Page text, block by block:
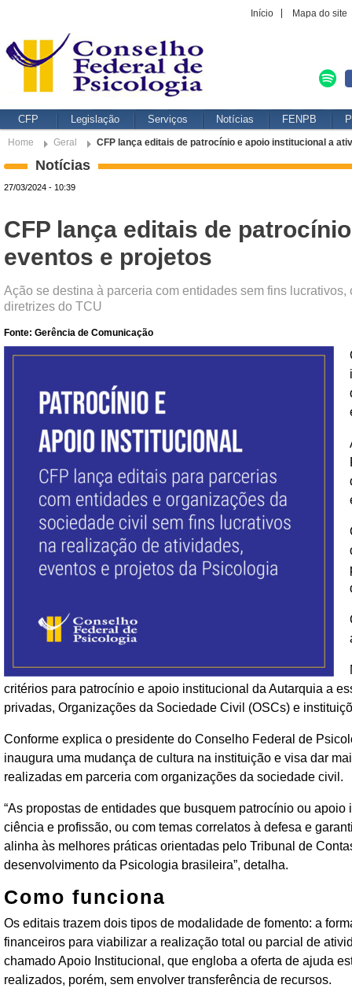
Início Mapa do site
CFP Legislação Serviços Notícias FENPB
Home Geral CFP lança editais de patrocínio e apoio institucional a
Notícias
27/03/2024 - 10:39
CFP lança editais de
eventos e projetos
Ação se destina à parceria com entidades sem fins
diretrizes do TCU
Fonte: Gerência de Comunicação
critérios para patrocínio e apoio institucional da Autarquia a
privadas, Organizações da Sociedade Civil (OSCs) e
‌Conforme explica o presidente do Conselho Federal de
inaugura uma mudança de cultura na instituição e visa dar
realizadas em parceria com organizações da sociedade civil.
‌“As propostas de entidades que busquem patrocínio ou
ciência e profissão, ou com temas correlatos à defesa e
alinha às melhores práticas orientadas pelo Tribunal de
desenvolvimento da Psicologia brasileira”, detalha.
Como funciona
Os editais trazem dois tipos de modalidade de fomento: a
financeiros para viabilizar a realização total ou parcial de
chamado Apoio Institucional, que engloba a oferta de ajuda
realizados, porém, sem envolver transferência de recursos.